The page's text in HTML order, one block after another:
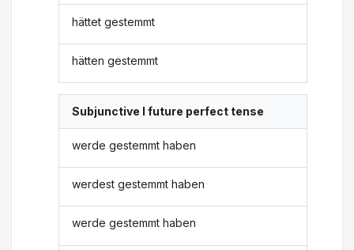
hättet gestemmt
hätten gestemmt
Subjunctive I future perfect tense
werde gestemmt haben
werdest gestemmt haben
werde gestemmt haben